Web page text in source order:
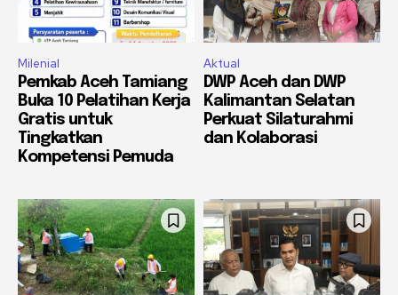
Milenial
Pemkab Aceh Tamiang
Buka 10 Pelatihan Kerja
Gratis untuk
Tingkatkan
Kompetensi Pemuda
Aktual
DWP Aceh dan DWP
Kalimantan Selatan
Perkuat Silaturahmi
dan Kolaborasi